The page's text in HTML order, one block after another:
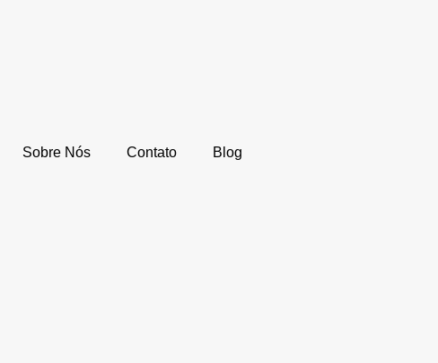
Sobre Nós Contato Blog